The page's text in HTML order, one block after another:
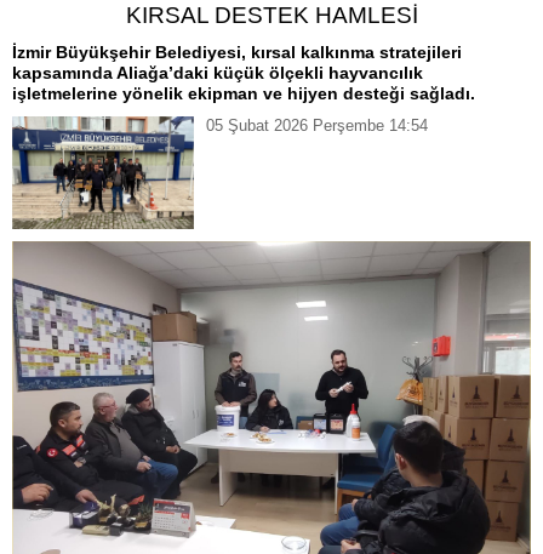
KIRSAL DESTEK HAMLESİ
İzmir Büyükşehir Belediyesi, kırsal kalkınma stratejileri
kapsamında Aliağa’daki küçük ölçekli hayvancılık
işletmelerine yönelik ekipman ve hijyen desteği sağladı.
05 Şubat 2026 Perşembe 14:54